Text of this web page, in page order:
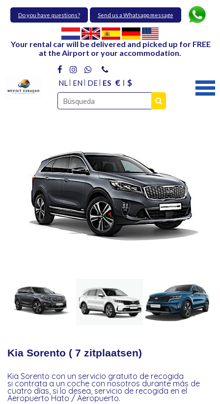
Do you have questions? Send us a Whatsapp message
Your rental car will be delivered and picked up for FREE
at the Airport or your accommodation.
NL EN DE ES € $
Kia Sorento ( 7 zitplaatsen)
Kia Sorento con un servicio gratuito de recogida
si contrata a un coche con nosotros durante más de
cuatro días, si lo desea, servicio de recogida en el
Aeropuerto Hato / Aeropuerto.